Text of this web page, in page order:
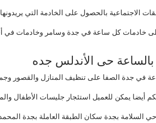
الاجتماعية بالحصول على الخادمة التي
على خادمات كل ساعة في جدة وسامر وخادمات في
حى الأندلس جده
في جدة الصفا على تنظيف المنازل والقصور
أيضا يمكن للعميل استئجار جليسات الأطفال
السلامة بجدة سكان الطبقة العاملة بجدة